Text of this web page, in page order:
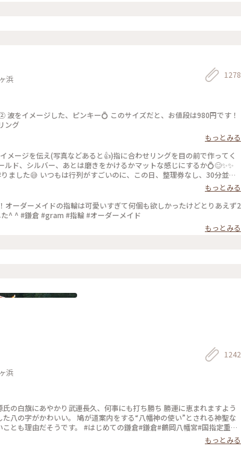
浜
1278
！
ング
もっとみる
メージを伝え(写真などあると👍)指に合わせリングを目の前で作ってく
ド、シルバー、あとは磨きをかけるかマットな感じにするか💍😊✨✨
整理券なし、30分並び
ったので、待ち時間に情報収集し勢いで作ったリング。それでも、な
れるのを作ろうかなぁ… #gram#旅のひととき#わたしの街#鎌倉#リン
もっとみる
ーダーメイドの指輪は可愛いすぎて何個も欲しかったけどとりあえず2
^ ^ #鎌倉 #gram #指輪 #オーダーメイド
もっとみる
浜
1242
氏の白旗にあやかり武運長久、何事にも打ち勝ち 勝運に恵まれますよう
八の字がかわいい。 鳩が道案内をする“八幡神の使い”とされる神聖な
ての鎌倉#鎌倉#鶴岡八幡宮#国指定重要
もっとみる